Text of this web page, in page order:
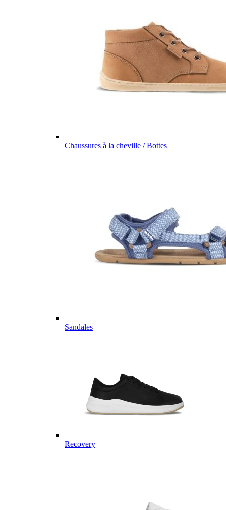
Chaussures à la cheville / Bottes
Sandales
Recovery